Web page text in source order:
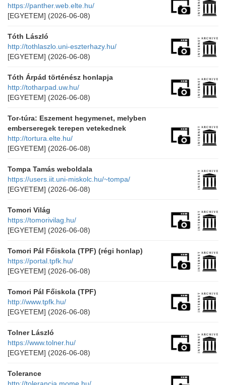
https://panther.web.elte.hu/
[EGYETEM] (2026-06-08)
Tóth László
http://tothlaszlo.uni-eszterhazy.hu/
[EGYETEM] (2026-06-08)
Tóth Árpád történész honlapja
http://totharpad.uw.hu/
[EGYETEM] (2026-06-08)
Tor-túra: Eszement hegymenet, melyben
emberseregek terepen vetekednek
http://tortura.elte.hu/
[EGYETEM] (2026-06-08)
Tompa Tamás weboldala
https://users.iit.uni-miskolc.hu/~tompa/
[EGYETEM] (2026-06-08)
Tomori Világ
https://tomorivilag.hu/
[EGYETEM] (2026-06-08)
Tomori Pál Főiskola (TPF) (régi honlap)
https://portal.tpfk.hu/
[EGYETEM] (2026-06-08)
Tomori Pál Főiskola (TPF)
http://www.tpfk.hu/
[EGYETEM] (2026-06-08)
Tolner László
https://www.tolner.hu/
[EGYETEM] (2026-06-08)
Tolerance